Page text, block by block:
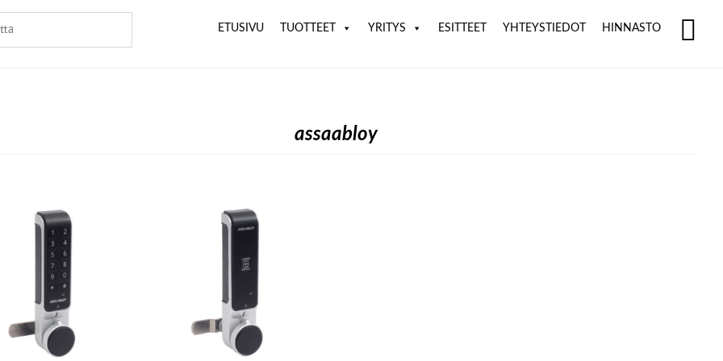
ETUSIVU TUOTTEET YRITYS ESITTEET YHTEYSTIEDOT HINNASTO
assaabloy